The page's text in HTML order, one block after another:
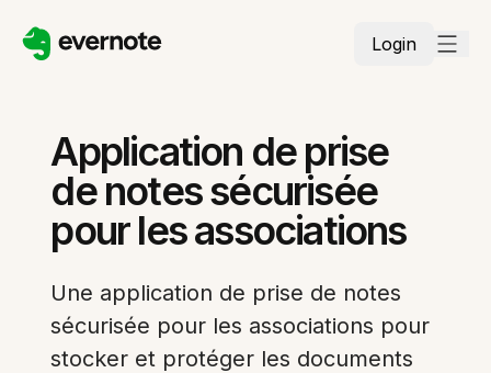
Login
Application de prise
de notes sécurisée
pour les associations
Une application de prise de notes
sécurisée pour les associations pour
stocker et protéger les documents